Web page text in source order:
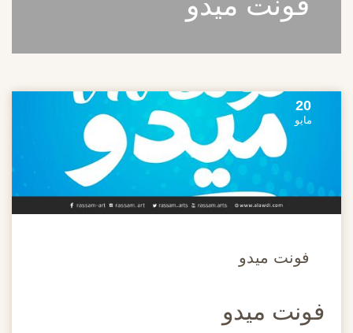
20
مايو
فونت ميدو
فونت ميدو